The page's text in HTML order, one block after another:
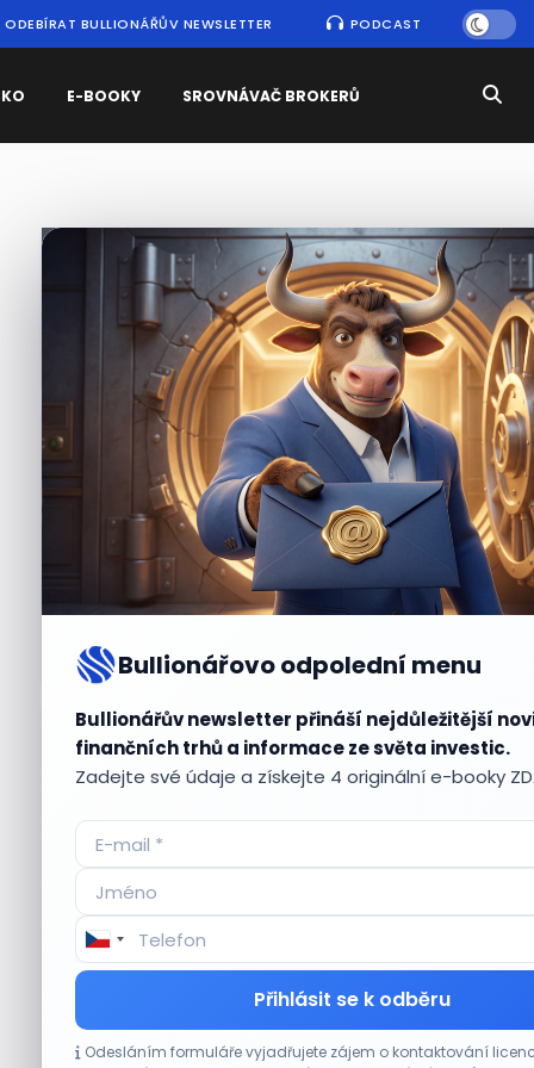
ODEBÍRAT BULLIONÁŘŮV NEWSLETTER PODCAST
E-BOOKY SROVNÁVAČ BROKERŮ
Bullionářovo odpolední menu
Bullionářův newsletter přináší nejdůležitější
finančních trhů a informace ze světa investic.
Zadejte své údaje a získejte 4 originální e-booky
Přihlásit se k odběru
Odesláním formuláře vyjadřujete zájem o kontaktování
Nejčtenějšízprávy
Aktuálnípříležitosti
Akcie Micron klesají, ale nejhoršímu